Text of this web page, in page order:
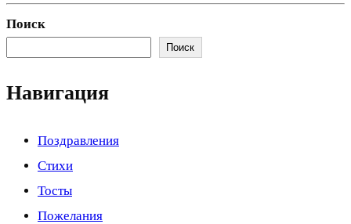
Поиск
Поиск
Навигация
Поздравления
Стихи
Тосты
Пожелания